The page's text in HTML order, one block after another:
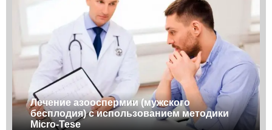
Лечение азооспермии (мужского
бесплодия) с использованием методики
Micro-Tese